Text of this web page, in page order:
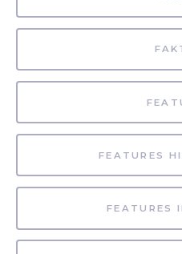
FEATURES
FEATURES